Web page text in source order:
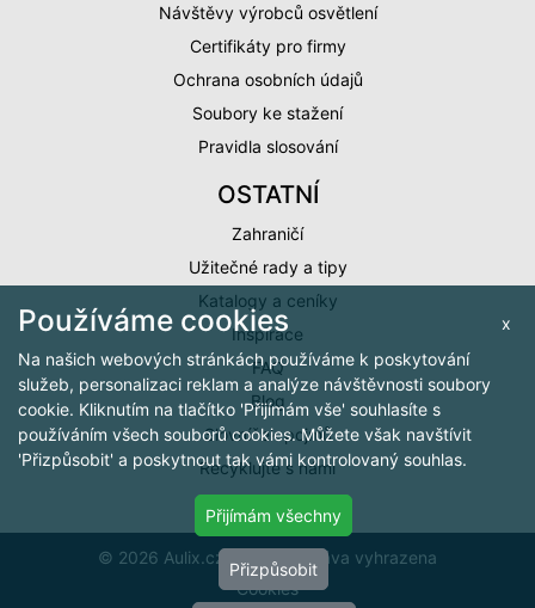
Návštěvy výrobců osvětlení
Certifikáty pro firmy
Ochrana osobních údajů
Soubory ke stažení
Pravidla slosování
OSTATNÍ
Zahraničí
Užitečné rady a tipy
Katalogy a ceníky
Inspirace
FAQ
Blog
Slovníček pojmů
Recyklujte s námi
© 2026 Aulix.cz, všechna práva vyhrazena
Cookies
x
Používáme cookies
Na našich webových stránkách používáme k poskytování
služeb, personalizaci reklam a analýze návštěvnosti soubory
cookie. Kliknutím na tlačítko 'Přijímám vše' souhlasíte s
používáním všech souborů cookies. Můžete však navštívit
'Přizpůsobit' a poskytnout tak vámi kontrolovaný souhlas.
Přijímám všechny
Přizpůsobit